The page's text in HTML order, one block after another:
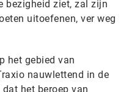
bezigheid ziet, zal zijn
uitoefenen, ver weg
het gebied van
nauwlettend in de
dat het beroep van